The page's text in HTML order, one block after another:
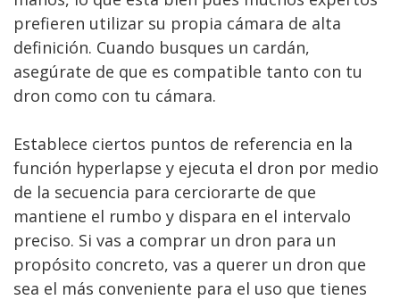
prefieren utilizar su propia cámara de alta
definición. Cuando busques un cardán,
asegúrate de que es compatible tanto con tu
dron como con tu cámara.
Establece ciertos puntos de referencia en la
función hyperlapse y ejecuta el dron por medio
de la secuencia para cerciorarte de que
mantiene el rumbo y dispara en el intervalo
preciso. Si vas a comprar un dron para un
propósito concreto, vas a querer un dron que
sea el más conveniente para el uso que tienes